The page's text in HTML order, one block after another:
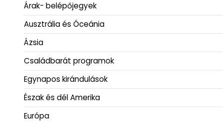
Árak- belépőjegyek
Ausztrália és Óceánia
Ázsia
Családbarát programok
Egynapos kirándulások
Észak és dél Amerika
Európa